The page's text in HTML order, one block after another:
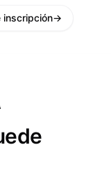
inscripción→